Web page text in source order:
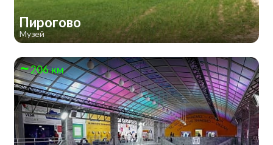
Пирогово
Музей
206 км